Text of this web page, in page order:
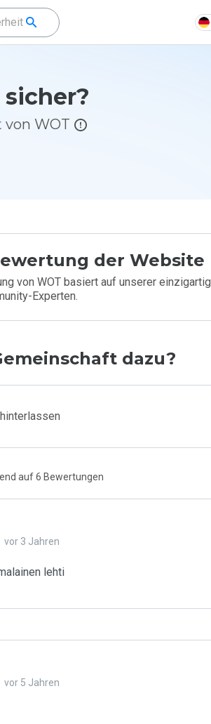
WOT
der Website
von WOT basiert auf unserer
Experten.
dazu?
auf 6 Bewertungen
vor 3 Jahren
lehti
vor 5 Jahren